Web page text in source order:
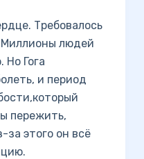
Требовалось
людей
Но Гога
и период
пережить,
за этого он всё